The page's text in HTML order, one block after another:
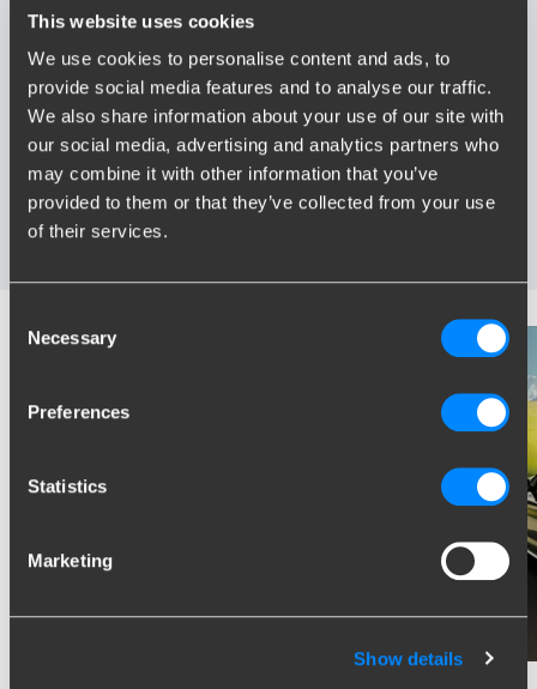
This website uses cookies
We use cookies to personalise content and ads, to
provide social media features and to analyse our traffic.
We also share information about your use of our site with
our social media, advertising and analytics partners who
may combine it with other information that you’ve
provided to them or that they’ve collected from your use
of their services.
Selection
Necessary
Preferences
Statistics
Marketing
Show details
Voordelen van Brink
Grootste assortiment trekhaken van Nederland
Trekhaak speciaal afgestemd op uw automerk en model
Veilige, gecertificeerde trekhaken
Montage bij u in de buurt
Diverse trekhaakopties; vaste, wegneembare en
wegdraaibare trekhaken